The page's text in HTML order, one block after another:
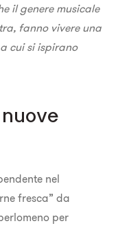
il genere musicale
fanno vivere una
cui si ispirano
nel
fresca” da
per